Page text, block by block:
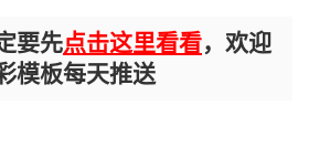
要先点击这里看看，欢迎
模板每天推送